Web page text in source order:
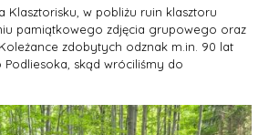
Klasztorisku, w pobliżu ruin klasztoru
pamiątkowego zdjęcia grupowego oraz
zdobytych odznak m.in. 90 lat
Podliesoka, skąd wróciliśmy do